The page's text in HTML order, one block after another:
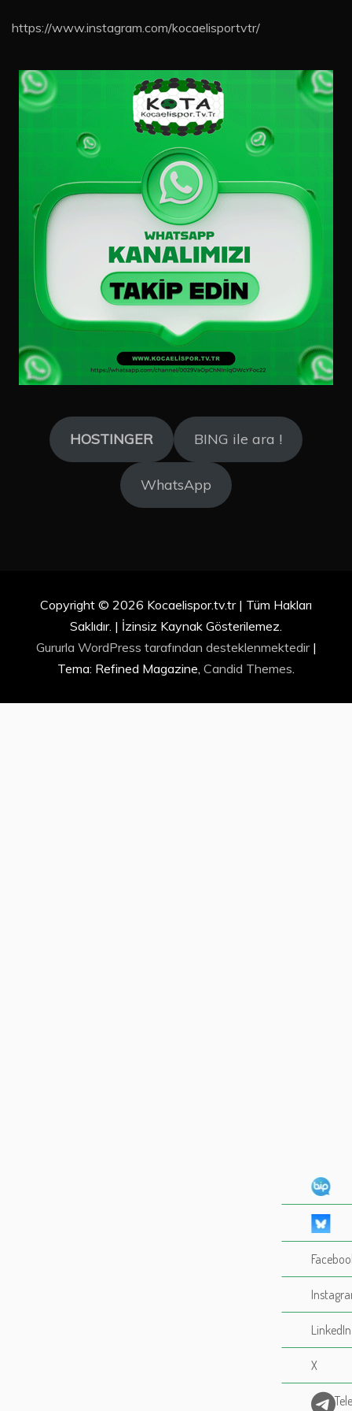
https://www.instagram.com/kocaelisportvtr/
HOSTINGER BING ile ara !
WhatsApp
Copyright © 2026 Kocaelispor.tv.tr | Tüm Hakları
Saklıdır. | İzinsiz Kaynak Gösterilemez.
Gururla WordPress tarafından desteklenmektedir |
Tema: Refined Magazine, Candid Themes
LinkedIn
X